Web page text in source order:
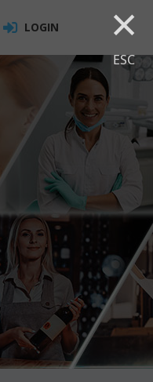
×
ESC
LOGIN